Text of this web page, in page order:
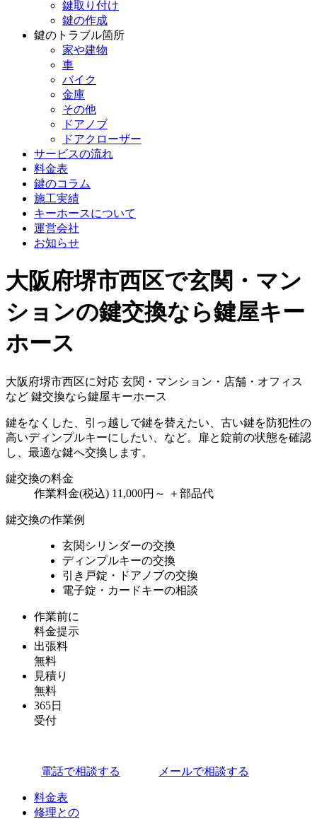
鍵取り付け
鍵の作成
鍵のトラブル箇所
家や建物
車
バイク
金庫
その他
ドアノブ
ドアクローザー
サービスの流れ
料金表
鍵のコラム
施工実績
キーホースについて
運営会社
お知らせ
大阪府堺市西区で玄関・マン
ションの鍵交換なら鍵屋キー
ホース
大阪府堺市西区に対応 玄関・マンション・店舗・オフィス
など 鍵交換なら鍵屋キーホース
鍵をなくした、引っ越しで鍵を替えたい、古い鍵を防犯性の
高いディンプルキーにしたい、など。扉と錠前の状態を確認
し、最適な鍵へ交換します。
鍵交換の料金
作業料金(税込) 11,000円～ ＋部品代
鍵交換の作業例
玄関シリンダーの交換
ディンプルキーの交換
引き戸錠・ドアノブの交換
電子錠・カードキーの相談
作業前に
料金提示
出張料
無料
見積り
無料
365日
受付
電話で相談する メールで相談する
料金表
修理との